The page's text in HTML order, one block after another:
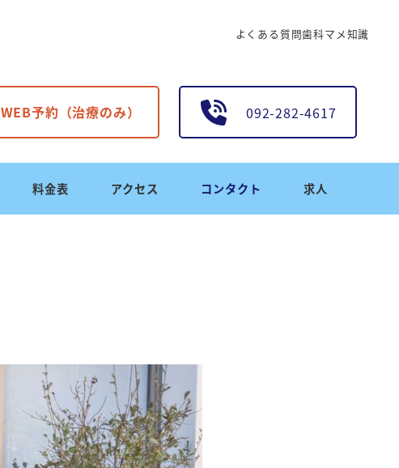
よくある質問歯科マメ知識
WEB予約（治療のみ） 092-282-4617
料金表 アクセス コンタクト 求人